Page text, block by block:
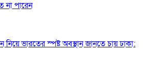
না পারেন
নিয়ে ভারতের স্পষ্ট অবস্থান জানতে চায় ঢাকা: